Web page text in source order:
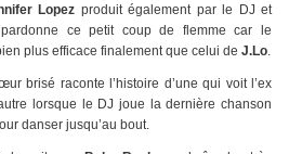
Lopez produit également par le DJ et
ce petit coup de flemme car le
plus efficace finalement que celui de J.Lo.
brisé raconte l’histoire d’une qui voit l’ex
lorsque le DJ joue la dernière chanson
danser jusqu’au bout.